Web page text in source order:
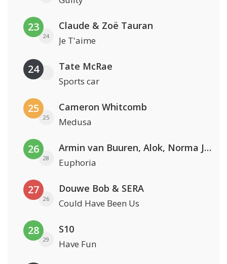
23
24
Claude & Zoë Tauran
Je T'aime
24 Tate McRae
Sports car
25
25
Cameron Whitcomb
Medusa
26
28
Armin van Buuren, Alok, Norma Jean Martine & LAWRENT
Euphoria
27
26
Douwe Bob & SERA
Could Have Been Us
28
29
S10
Have Fun